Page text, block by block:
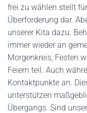
frei zu wählen stellt
Überforderung dar.
unserer Kita dazu.
immer wieder an
Morgenkreis, Festen
Feiern teil. Auch
Kontaktpunkte an.
unterstützen
Übergangs. Sind